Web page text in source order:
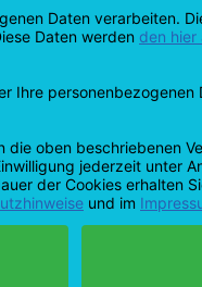
Helpdesk
MasterCardAmazon